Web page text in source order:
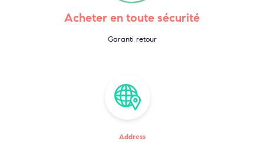
Acheter en toute sécurité
Garanti retour
Address